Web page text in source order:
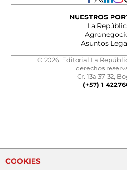
NUESTROS
La
Asuntos
© 2026, Editorial La
derechos
Cr. 13a 37-32,
(+57) 1
COOKIES